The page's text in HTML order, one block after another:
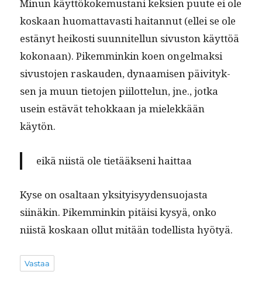
Min­un käyt­tökoke­mus­tani kek­sien puute ei ole
koskaan huo­mat­tavasti hai­tan­nut (ellei se ole
estänyt heikosti suun­nitel­lun sivus­ton käyt­töä
kokon­aan). Pikem­minkin koen ongel­mak­si
sivus­to­jen raskau­den, dynaamisen päiv­i­tyk­
sen ja muun tieto­jen piilot­telun, jne., jot­ka
usein estävät tehokkaan ja mielekkään
käytön.
eikä niistä ole tietääk­seni haittaa
Kyse on osaltaan yksi­ty­isyy­den­suo­jas­ta
siinäkin. Pikem­minkin pitäisi kysyä, onko
niistä koskaan ollut mitään todel­lista hyötyä.
Vastaa